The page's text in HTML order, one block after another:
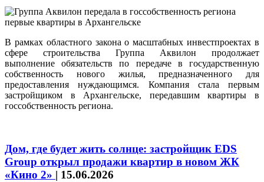
В рамках областного закона о масштабных инвестпроектах в
сфере строительства Группа Аквилон продолжает
выполнение обязательств по передаче в государственную
собственность нового жилья, предназначенного для
предоставления нуждающимся. Компания стала первым
застройщиком в Архангельске, передавшим квартиры в
госсобственность региона.
Дом, где будет жить солнце: застройщик EDS
Group открыл продажи квартир в новом ЖК
«Кино 2» | 15.06.2026